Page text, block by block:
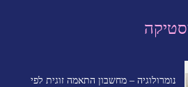
נומרולוגיה – מחשבון התאמה זוגית לפי